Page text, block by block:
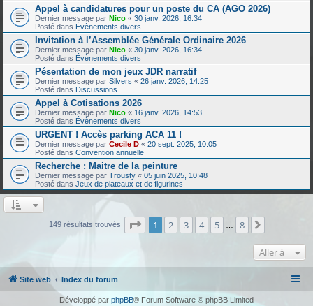
Appel à candidatures pour un poste du CA (AGO 2026)
Dernier message par Nico « 30 janv. 2026, 16:34
Posté dans Évènements divers
Invitation à l’Assemblée Générale Ordinaire 2026
Dernier message par Nico « 30 janv. 2026, 16:34
Posté dans Évènements divers
Pésentation de mon jeux JDR narratif
Dernier message par Silvers « 26 janv. 2026, 14:25
Posté dans Discussions
Appel à Cotisations 2026
Dernier message par Nico « 16 janv. 2026, 14:53
Posté dans Évènements divers
URGENT ! Accès parking ACA 11 !
Dernier message par Cecile D « 20 sept. 2025, 10:05
Posté dans Convention annuelle
Recherche : Maitre de la peinture
Dernier message par Trousty « 05 juin 2025, 10:48
Posté dans Jeux de plateaux et de figurines
149 résultats trouvés Page sur8
1 2 3 4 5 8
Aller à
Site web Index du forum
Développé par phpBB® Forum Software © phpBB Limited